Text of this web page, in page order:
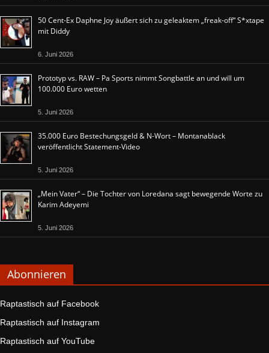
50 Cent-Ex Daphne Joy äußert sich zu geleaktem „freak-off“ S*xtape
mit Diddy
6. Juni 2026
Prototyp vs. RAW – Pa Sports nimmt Songbattle an und will um
100.000 Euro wetten
5. Juni 2026
35.000 Euro Bestechungsgeld & N-Wort – Montanablack
veröffentlicht Statement-Video
5. Juni 2026
„Mein Vater“ – Die Tochter von Loredana sagt bewegende Worte zu
Karim Adeyemi
5. Juni 2026
Abonnieren
Raptastisch auf Facebook
Raptastisch auf Instagram
Raptastisch auf YouTube